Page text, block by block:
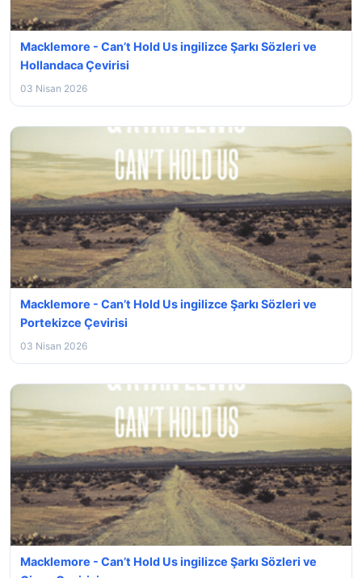
Macklemore - Can’t Hold Us ingilizce Şarkı Sözleri ve
Hollandaca Çevirisi
03 Nisan 2026
Macklemore - Can’t Hold Us ingilizce Şarkı Sözleri ve
Portekizce Çevirisi
03 Nisan 2026
Macklemore - Can’t Hold Us ingilizce Şarkı Sözleri ve